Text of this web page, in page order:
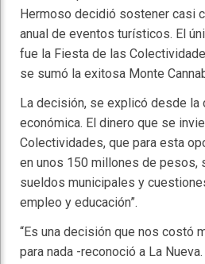
Hermoso decidió sostener casi
anual de eventos turísticos. El
fue la Fiesta de las
se sumó la exitosa Monte
La decisión, se explicó desde la
económica. El dinero que se
Colectividades, que para esta
en unos 150 millones de pesos,
sueldos municipales y
empleo y educación”.
“Es una decisión que nos costó
para nada -reconoció a La